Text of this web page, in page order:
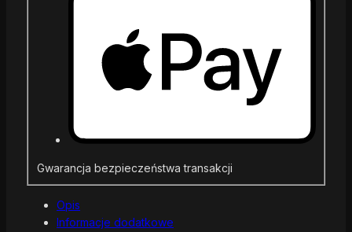
Gwarancja bezpieczeństwa transakcji
Opis
Informacje dodatkowe